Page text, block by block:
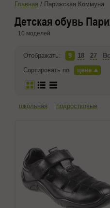
Главная / Парижская Коммуна
Детская обувь
10 моделей
Отображать: 9 18 27
Сортировать по
цене
школьная подростковые